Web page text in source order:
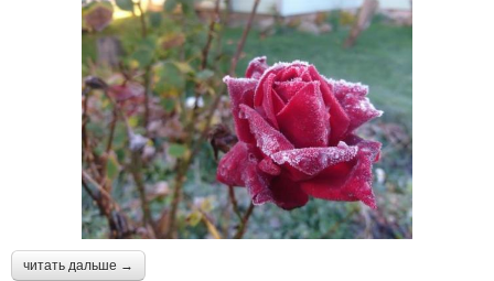
читать дальше →